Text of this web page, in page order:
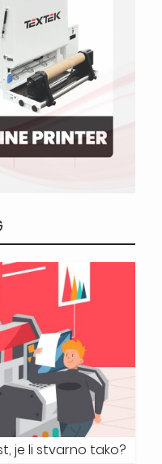
je li stvarno tako?